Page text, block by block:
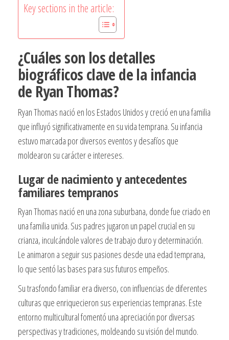
Key sections in the article:
¿Cuáles son los detalles
biográficos clave de la infancia
de Ryan Thomas?
Ryan Thomas nació en los Estados Unidos y creció en una familia
que influyó significativamente en su vida temprana. Su infancia
estuvo marcada por diversos eventos y desafíos que
moldearon su carácter e intereses.
Lugar de nacimiento y antecedentes
familiares tempranos
Ryan Thomas nació en una zona suburbana, donde fue criado en
una familia unida. Sus padres jugaron un papel crucial en su
crianza, inculcándole valores de trabajo duro y determinación.
Le animaron a seguir sus pasiones desde una edad temprana,
lo que sentó las bases para sus futuros empeños.
Su trasfondo familiar era diverso, con influencias de diferentes
culturas que enriquecieron sus experiencias tempranas. Este
entorno multicultural fomentó una apreciación por diversas
perspectivas y tradiciones, moldeando su visión del mundo.